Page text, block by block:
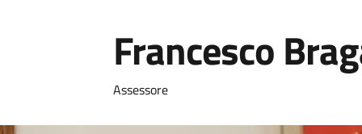
Francesco
Assessore